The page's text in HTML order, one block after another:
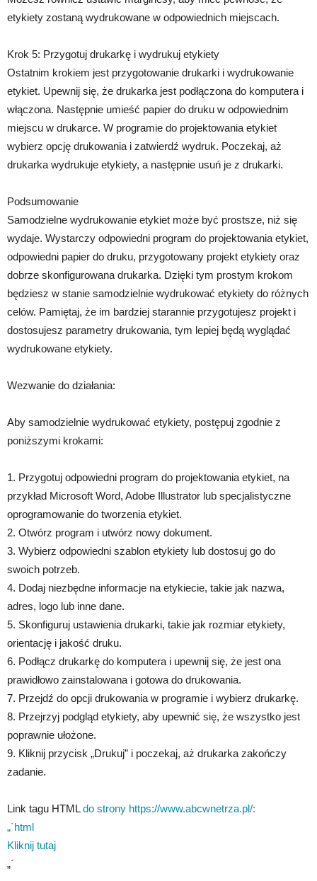
etykiety zostaną wydrukowane w odpowiednich miejscach.
Krok 5: Przygotuj drukarkę i wydrukuj etykiety
Ostatnim krokiem jest przygotowanie drukarki i wydrukowanie
etykiet. Upewnij się, że drukarka jest podłączona do komputera i
włączona. Następnie umieść papier do druku w odpowiednim
miejscu w drukarce. W programie do projektowania etykiet
wybierz opcję drukowania i zatwierdź wydruk. Poczekaj, aż
drukarka wydrukuje etykiety, a następnie usuń je z drukarki.
Podsumowanie
Samodzielne wydrukowanie etykiet może być prostsze, niż się
wydaje. Wystarczy odpowiedni program do projektowania etykiet,
odpowiedni papier do druku, przygotowany projekt etykiety oraz
dobrze skonfigurowana drukarka. Dzięki tym prostym krokom
będziesz w stanie samodzielnie wydrukować etykiety do różnych
celów. Pamiętaj, że im bardziej starannie przygotujesz projekt i
dostosujesz parametry drukowania, tym lepiej będą wyglądać
wydrukowane etykiety.
Wezwanie do działania:
Aby samodzielnie wydrukować etykiety, postępuj zgodnie z
poniższymi krokami:
1. Przygotuj odpowiedni program do projektowania etykiet, na
przykład Microsoft Word, Adobe Illustrator lub specjalistyczne
oprogramowanie do tworzenia etykiet.
2. Otwórz program i utwórz nowy dokument.
3. Wybierz odpowiedni szablon etykiety lub dostosuj go do
swoich potrzeb.
4. Dodaj niezbędne informacje na etykiecie, takie jak nazwa,
adres, logo lub inne dane.
5. Skonfiguruj ustawienia drukarki, takie jak rozmiar etykiety,
orientację i jakość druku.
6. Podłącz drukarkę do komputera i upewnij się, że jest ona
prawidłowo zainstalowana i gotowa do drukowania.
7. Przejdź do opcji drukowania w programie i wybierz drukarkę.
8. Przejrzyj podgląd etykiety, aby upewnić się, że wszystko jest
poprawnie ułożone.
9. Kliknij przycisk „Drukuj” i poczekaj, aż drukarka zakończy
zadanie.
Link tagu HTMLdo strony https://www.abcwnetrza.pl/:
„`html
Kliknij tutaj
„`